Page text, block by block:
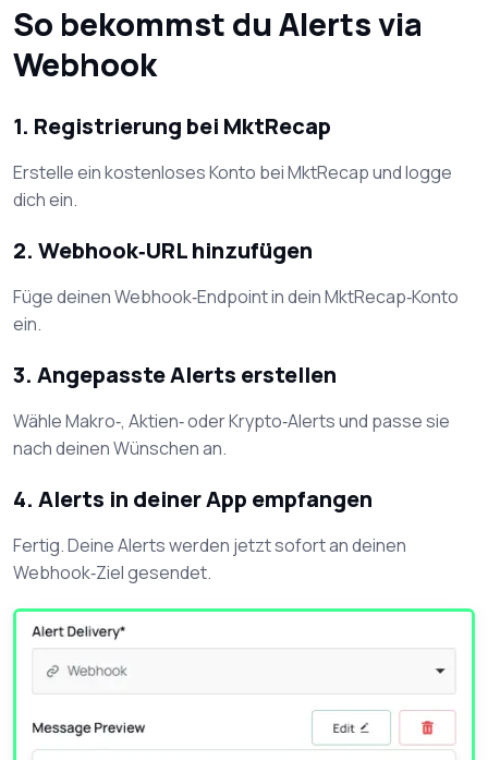
So bekommst du Alerts via
Webhook
1. Registrierung bei MktRecap
Erstelle ein kostenloses Konto bei MktRecap und logge
dich ein.
2. Webhook‑URL hinzufügen
Füge deinen Webhook‑Endpoint in dein MktRecap‑Konto
ein.
3. Angepasste Alerts erstellen
Wähle Makro‑, Aktien‑ oder Krypto‑Alerts und passe sie
nach deinen Wünschen an.
4. Alerts in deiner App empfangen
Fertig. Deine Alerts werden jetzt sofort an deinen
Webhook‑Ziel gesendet.